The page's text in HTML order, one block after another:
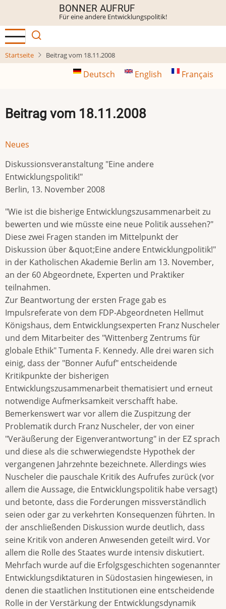
Inhalt
BONNER AUFRUF
Für eine andere Entwicklungspolitik!
Startseite Beitrag vom 18.11.2008
Deutsch English Français
Beitrag vom 18.11.2008
Neues
Diskussionsveranstaltung "Eine andere
Entwicklungspolitik!"
Berlin, 13. November 2008
"Wie ist die bisherige Entwicklungszusammenarbeit zu
bewerten und wie müsste eine neue Politik aussehen?"
Diese zwei Fragen standen im Mittelpunkt der
Diskussion über &quot;Eine andere Entwicklungpolitik!"
in der Katholischen Akademie Berlin am 13. November,
an der 60 Abgeordnete, Experten und Praktiker
teilnahmen.
Zur Beantwortung der ersten Frage gab es
Impulsreferate von dem FDP-Abgeordneten Hellmut
Königshaus, dem Entwicklungsexperten Franz Nuscheler
und dem Mitarbeiter des "Wittenberg Zentrums für
globale Ethik" Tumenta F. Kennedy. Alle drei waren sich
einig, dass der "Bonner Aufuf" entscheidende
Kritikpunkte der bisherigen
Entwicklungszusammenarbeit thematisiert und erneut
notwendige Aufmerksamkeit verschafft habe.
Bemerkenswert war vor allem die Zuspitzung der
Problematik durch Franz Nuscheler, der von einer
"Veräußerung der Eigenverantwortung" in der EZ sprach
und diese als die schwerwiegendste Hypothek der
vergangenen Jahrzehnte bezeichnete. Allerdings wies
Nuscheler die pauschale Kritik des Aufrufes zurück (vor
allem die Aussage, die Entwicklungspolitik habe versagt)
und betonte, dass die Forderungen missverständlich
seien oder gar zu verkehrten Konsequenzen führten. In
der anschließenden Diskussion wurde deutlich, dass
seine Kritik von anderen Anwesenden geteilt wird. Vor
allem die Rolle des Staates wurde intensiv diskutiert.
Mehrfach wurde auf die Erfolgsgeschichten sogenannter
Entwicklungsdiktaturen in Südostasien hingewiesen, in
denen die staatlichen Institutionen eine entscheidende
Rolle in der Verstärkung der Entwicklungsdynamik